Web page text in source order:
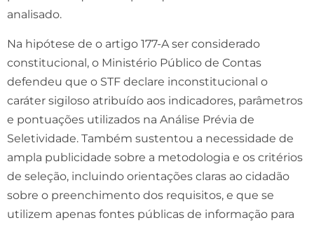
analisado.
Na hipótese de o artigo 177-A ser considerado
constitucional, o Ministério Público de Contas
defendeu que o STF declare inconstitucional o
caráter sigiloso atribuído aos indicadores, parâmetros
e pontuações utilizados na Análise Prévia de
Seletividade. Também sustentou a necessidade de
ampla publicidade sobre a metodologia e os critérios
de seleção, incluindo orientações claras ao cidadão
sobre o preenchimento dos requisitos, e que se
utilizem apenas fontes públicas de informação para